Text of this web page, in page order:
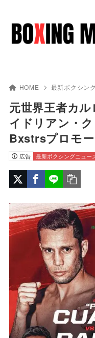
HOME 最新ボクシン
元世界王者カ
イドリアン・ク
Bxstrsプロモ
広告 最新ボクシングニュー